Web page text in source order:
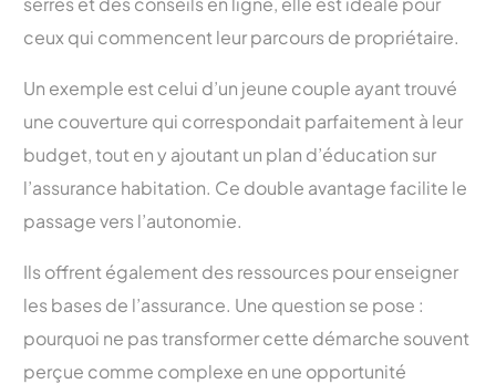
ceux qui commencent leur parcours de propriétaire.
Un exemple est celui d’un jeune couple ayant trouvé
une couverture qui correspondait parfaitement à leur
budget, tout en y ajoutant un plan d’éducation sur
l’assurance habitation. Ce double avantage facilite le
passage vers l’autonomie.
Ils offrent également des ressources pour enseigner
les bases de l’assurance. Une question se pose :
pourquoi ne pas transformer cette démarche souvent
perçue comme complexe en une opportunité